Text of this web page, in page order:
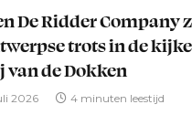
De Ridder Company
trots in de
van de Dokken
2026 4 minuten leestijd